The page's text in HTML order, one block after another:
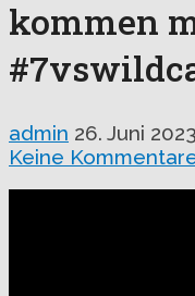
kommen
admin 26. Juni 2023
Keine